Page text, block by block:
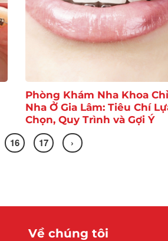
Phòng Khám Nha Khoa
Nha Ở Gia Lâm: Tiêu Chí
Chọn, Quy Trình và Gợi Ý
16 17 ›
Về chúng tôi